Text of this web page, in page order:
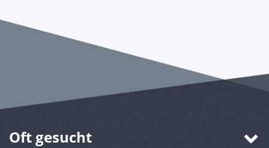
Oft gesucht